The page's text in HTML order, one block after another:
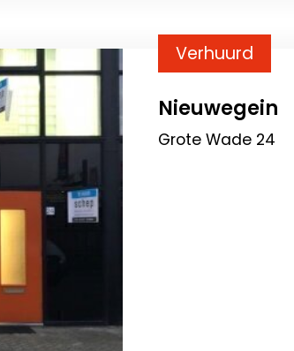
Verhuurd
Nieuwegein
Grote Wade 24